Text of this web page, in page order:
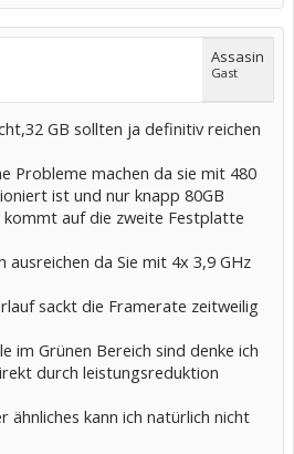
Assasin
Gast
GB sollten ja definitiv reichen
Probleme machen da sie mit 480
ist und nur knapp 80GB
auf die zweite Festplatte
ausreichen da Sie mit 4x 3,9 GHz
sackt die Framerate zeitweilig
im Grünen Bereich sind denke ich
durch leistungsreduktion
kann ich natürlich nicht